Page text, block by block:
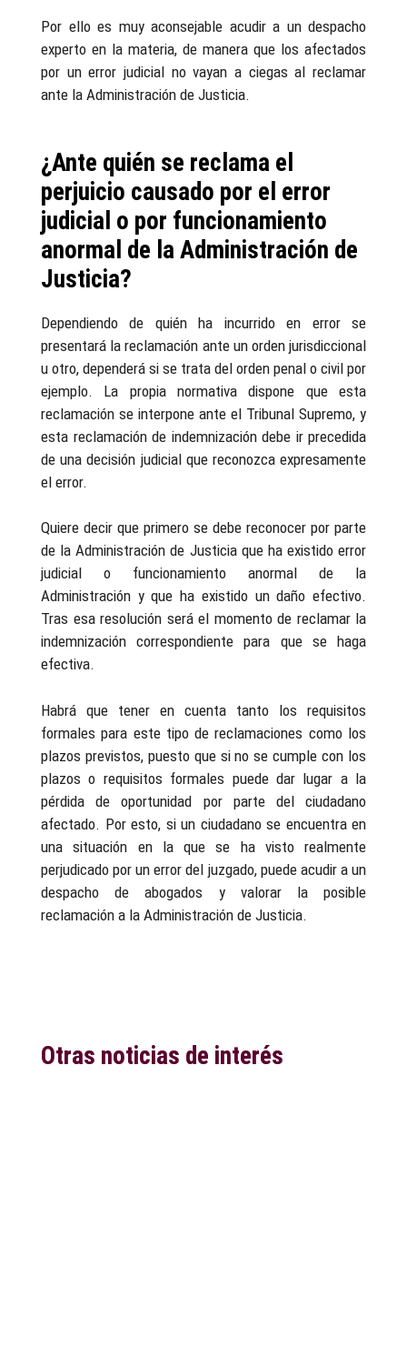
Por ello es muy aconsejable acudir a un despacho
experto en la materia, de manera que los afectados
por un error judicial no vayan a ciegas al reclamar
ante la Administración de Justicia.
¿Ante quién se reclama el
perjuicio causado por el error
judicial o por funcionamiento
anormal de la Administración de
Justicia?
Dependiendo de quién ha incurrido en error se
presentará la reclamación ante un orden jurisdiccional
u otro, dependerá si se trata del orden penal o civil por
ejemplo. La propia normativa dispone que esta
reclamación se interpone ante el Tribunal Supremo, y
esta reclamación de indemnización debe ir precedida
de una decisión judicial que reconozca expresamente
el error.
Quiere decir que primero se debe reconocer por parte
de la Administración de Justicia que ha existido error
judicial o funcionamiento anormal de la
Administración y que ha existido un daño efectivo.
Tras esa resolución será el momento de reclamar la
indemnización correspondiente para que se haga
efectiva.
Habrá que tener en cuenta tanto los requisitos
formales para este tipo de reclamaciones como los
plazos previstos, puesto que si no se cumple con los
plazos o requisitos formales puede dar lugar a la
pérdida de oportunidad por parte del ciudadano
afectado. Por esto, si un ciudadano se encuentra en
una situación en la que se ha visto realmente
perjudicado por un error del juzgado, puede acudir a un
despacho de abogados y valorar la posible
reclamación a la Administración de Justicia.
Otras noticias de interés